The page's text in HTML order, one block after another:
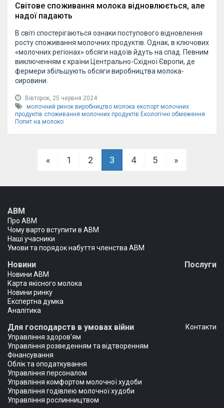
Світове споживання молока відновлюється, але
надої падають
В світі спостерігаються ознаки поступового відновлення
росту споживання молочних продуктів. Однак, в ключових
«молочних регіонах» обсяги надоїв йдуть на спад. Певним
виключенням є країни Центрально-Східної Європи, де
фермери збільшують обсяги виробництва молока-
сировини.
Вівторок, 25 червня 2024
молочний ринок виробництво молока експорт молочних
продуктів споживання молочних продуктів Екологічні обмеження
Попит на молоко
« 1 2 3 4 5 »
АВМ
Про АВМ
Чому варто вступити в АВМ
Наші учасники
Умови та порядок набуття членства АВМ
Новини
Новини АВМ
Карта якісного молока
Новини ринку
Експертна думка
Аналітика
Послуги
Для господарств в умовах війни
Управління здоров'ям
Управління розведенням та відтворенням
Фінансування
Облік та оподаткування
Управління персоналом
Управління комфортом молочної худоби
Управління годівлею молочної худоби
Управління рослинництвом
Контакти